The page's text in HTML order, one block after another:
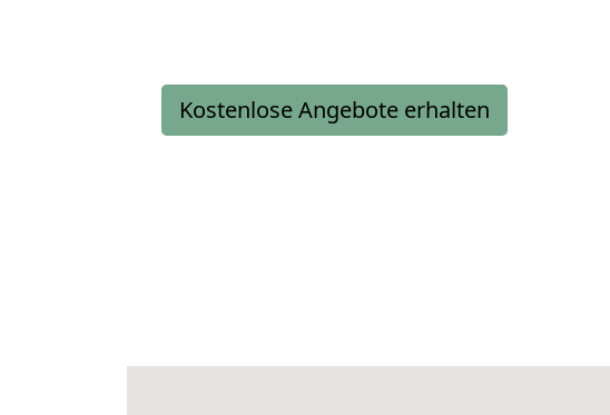
Kostenlose Angebote erhalten